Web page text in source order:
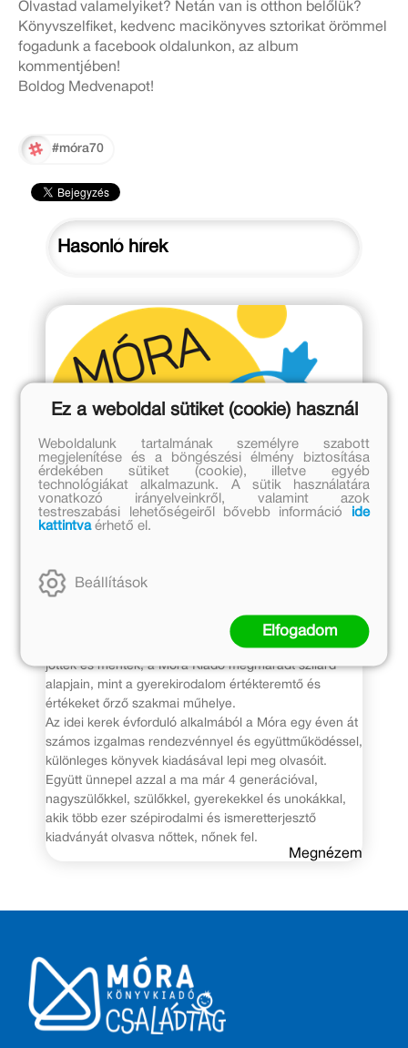
Olvastad valamelyiket? Netán van is otthon belőlük?
Könyvszelfiket, kedvenc macikönyves sztorikat örömmel
fogadunk a facebook oldalunkon, az album
kommentjében!
Boldog Medvenapot!
#móra70
Hasonló hírek
2020. január 1.
Klassz kortársak, kortalan
Már 70 éve mesél a Móra Kiadó
A gyermek és ifjúsági könyvkiadás gyakorlata
rengeteget változott az elmúlt 70 évben. Korszakok
jöttek és mentek, a Móra Kiadó megmaradt szilárd
alapjain, mint a gyerekirodalom értékteremtő és
értékeket őrző szakmai műhelye.
Az idei kerek évforduló alkalmából a Móra egy éven át
számos izgalmas rendezvénnyel és együttműködéssel,
különleges könyvek kiadásával lepi meg olvasóit.
Együtt ünnepel azzal a ma már 4 generációval,
nagyszülőkkel, szülőkkel, gyerekekkel és unokákkal,
akik több ezer szépirodalmi és ismeretterjesztő
kiadványát olvasva nőttek, nőnek fel.
Megnézem
Ez a weboldal sütiket (cookie) használ
Weboldalunk tartalmának személyre szabott
megjelenítése és a böngészési élmény biztosítása
érdekében sütiket (cookie), illetve egyéb
technológiákat alkalmazunk. A sütik használatára
vonatkozó irányelveinkről, valamint azok
testreszabási lehetőségeiről bővebb információ
ide
kattintvaérhető el.
Beállítások
Elfogadom